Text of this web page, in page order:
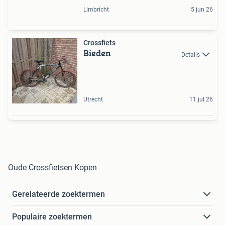
Limbricht 5 jun 26
Crossfiets
Bieden Details
Utrecht 11 jul 26
Oude Crossfietsen Kopen
Gerelateerde zoektermen
Populaire zoektermen